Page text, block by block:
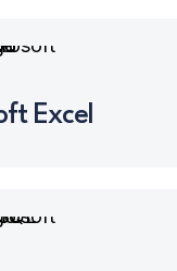
Excel